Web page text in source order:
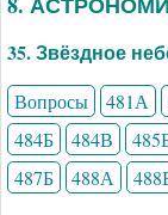
35. Звёздное
Вопросы 481А
484Б
484В
487Б
488А